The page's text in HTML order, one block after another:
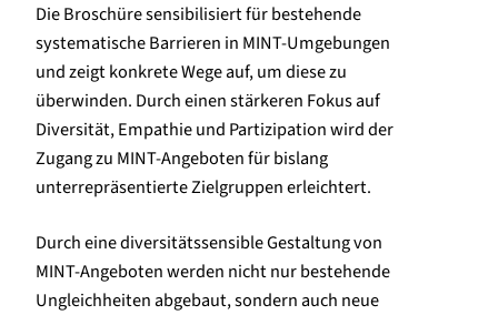
Die Broschüre sensibilisiert für bestehende
systematische Barrieren in MINT-Umgebungen
und zeigt konkrete Wege auf, um diese zu
überwinden. Durch einen stärkeren Fokus auf
Diversität, Empathie und Partizipation wird der
Zugang zu MINT-Angeboten für bislang
unterrepräsentierte Zielgruppen erleichtert.
Durch eine diversitätssensible Gestaltung von
MINT-Angeboten werden nicht nur bestehende
Ungleichheiten abgebaut, sondern auch neue